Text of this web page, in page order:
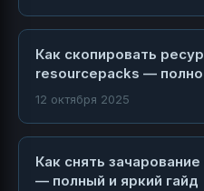
Как скопировать
resourcepacks —
12 октября 2025
Как снять
— полный и яркий гайд